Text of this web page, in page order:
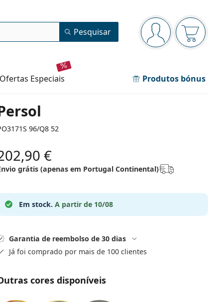
Painel de navegação
está conectado
O cesto
Pesquisar
ofertas especiais Produtos bónus
96/Q8 52
€
grátis (apenas em Portugal Continental)
Em stock. A partir de 10/08
Garantia de reembolso de 30 dias
Já foi comprado por mais de 100 clientes
cores disponíveis